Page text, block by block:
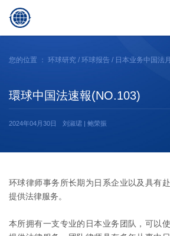
日本語
您的位置 ： 环球研究 / 环球报告 / 日本业务中国法
環球中国法速報(NO.103)
2024年04月30日 刘淑珺 | 鲍荣振
环球律师事务所长期为日系企业以及具有
提供法律服务。
本所拥有一支专业的日本业务团队，可以